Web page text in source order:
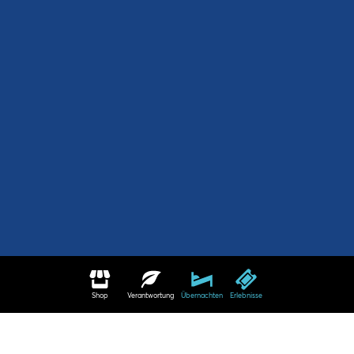
Shop Verantwortung Übernachten Erlebnisse